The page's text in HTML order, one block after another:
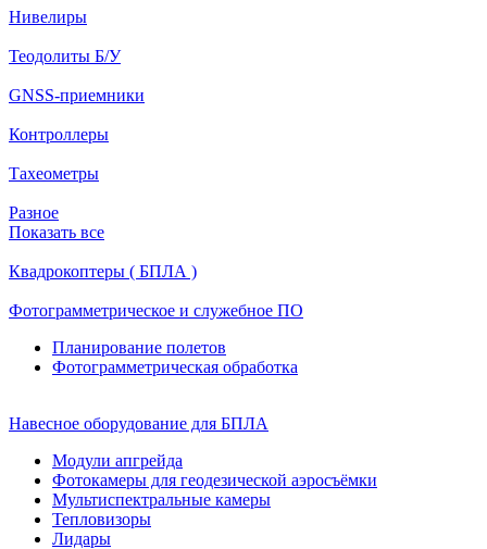
Нивелиры
Теодолиты Б/У
GNSS-приемники
Контроллеры
Тахеометры
Разное
Показать все
Квадрокоптеры ( БПЛА )
Фотограмметрическое и служебное ПО
Планирование полетов
Фотограмметрическая обработка
Навесное оборудование для БПЛА
Модули апгрейда
Фотокамеры для геодезической аэросъёмки
Мультиспектральные камеры
Тепловизоры
Лидары